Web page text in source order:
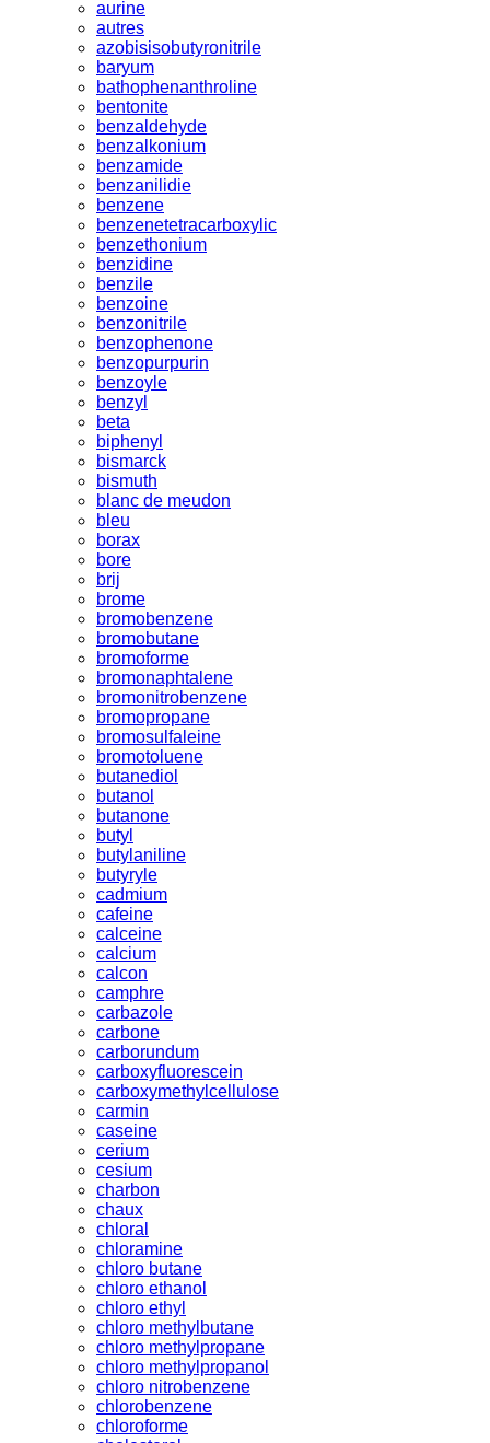
aurine
autres
azobisisobutyronitrile
baryum
bathophenanthroline
bentonite
benzaldehyde
benzalkonium
benzamide
benzanilidie
benzene
benzenetetracarboxylic
benzethonium
benzidine
benzile
benzoine
benzonitrile
benzophenone
benzopurpurin
benzoyle
benzyl
beta
biphenyl
bismarck
bismuth
blanc de meudon
bleu
borax
bore
brij
brome
bromobenzene
bromobutane
bromoforme
bromonaphtalene
bromonitrobenzene
bromopropane
bromosulfaleine
bromotoluene
butanediol
butanol
butanone
butyl
butylaniline
butyryle
cadmium
cafeine
calceine
calcium
calcon
camphre
carbazole
carbone
carborundum
carboxyfluorescein
carboxymethylcellulose
carmin
caseine
cerium
cesium
charbon
chaux
chloral
chloramine
chloro butane
chloro ethanol
chloro ethyl
chloro methylbutane
chloro methylpropane
chloro methylpropanol
chloro nitrobenzene
chlorobenzene
chloroforme